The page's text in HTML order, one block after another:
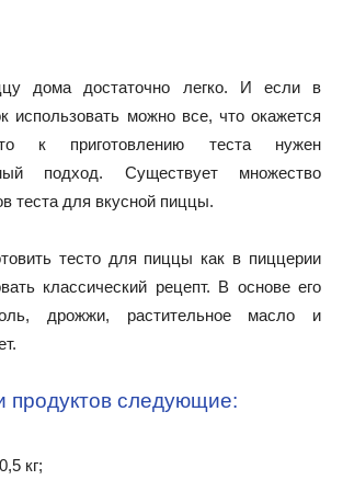
дома достаточно легко. И если в
использовать можно все, что окажется
к приготовлению теста нужен
подход. Существует множество
теста для вкусной пиццы.
тесто для пиццы как в пиццерии
классический рецепт. В основе его
дрожжи, растительное масло и
продуктов следующие:
кг;